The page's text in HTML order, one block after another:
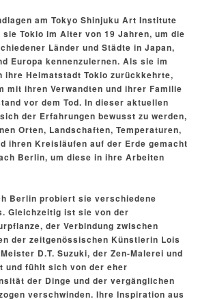
am Tokyo Shinjuku Art Institute
Tokio im Alter von 19 Jahren, um die
Länder und Städte in Japan,
Europa kennenzulernen. Als sie im
ihre Heimatstadt Tokio zurückkehrte,
mit ihren Verwandten und ihrer Familie
vor dem Tod. In dieser aktuellen
der Erfahrungen bewusst zu werden,
Orten, Landschaften, Temperaturen,
ihren Kreisläufen auf der Erde gemacht
Berlin, um diese in ihre Arbeiten
Berlin probiert sie verschiedene
Gleichzeitig ist sie von der
der Verbindung zwischen
der zeitgenössischen Künstlerin Lois
D.T. Suzuki, der Zen-Malerei und
und fühlt sich von der eher
der Dinge und der vergänglichen
verschwinden. Ihre Inspiration aus